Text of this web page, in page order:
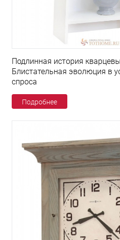
Подлинная история
Блистательная эволюция в
спроса
Подробнее